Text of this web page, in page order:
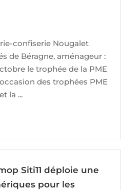
confiserie Nougalet
de Béragne, aménageur :
le trophée de la PME
des trophées PME
la ...
Siti11 déploie une
pour les